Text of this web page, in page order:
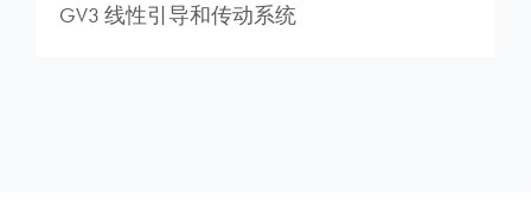
GV3 线性引导和传动系统